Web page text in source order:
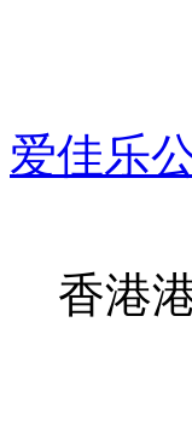
爱佳乐
香港